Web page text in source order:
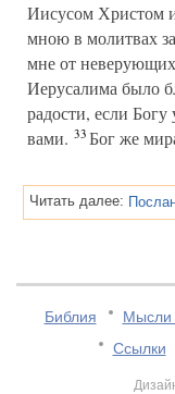
Иисусом Христом
мною в молитвах
мне от
Иерусалима было
радости, если
вами. 33Бог же
Читать далее:
Библия Мысли
Ссылки